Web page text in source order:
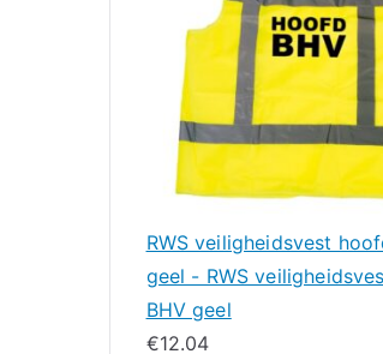
RWS veiligheidsvest
geel - RWS
BHV geel
€12.04